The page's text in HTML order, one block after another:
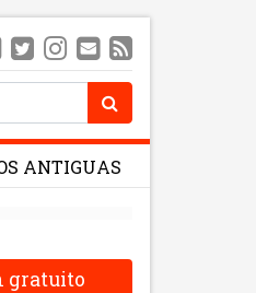
ANTIGUAS
gratuito